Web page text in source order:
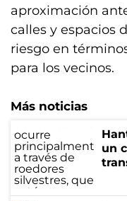
aproximación
calles y espacios
riesgo en
para los vecinos.
Más noticias
un